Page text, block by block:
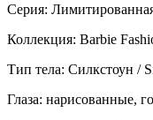
Серия:
Коллекция: Barbie
Тип тела: Силкстоун /
Глаза: нарисованные,